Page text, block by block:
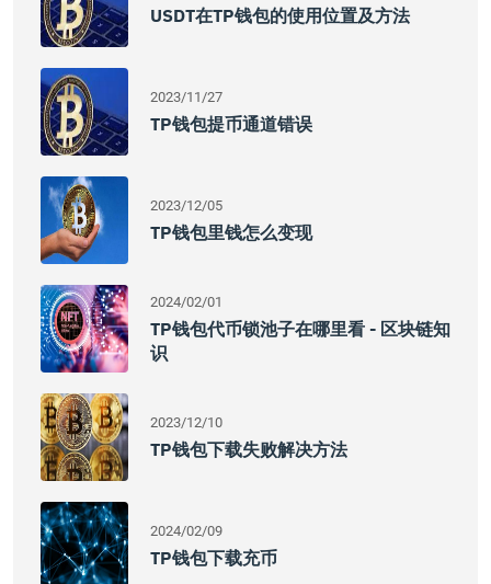
USDT在TP钱包的使用位置及方法
2023/11/27
TP钱包提币通道错误
2023/12/05
TP钱包里钱怎么变现
2024/02/01
TP钱包代币锁池子在哪里看 - 区块链知
识
2023/12/10
TP钱包下载失败解决方法
2024/02/09
TP钱包下载充币